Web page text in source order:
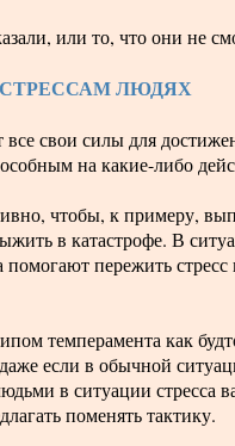
или то, что они не
ЛЮДЯХ
свои силы для
на какие-либо
чтобы, к примеру,
в катастрофе. В
пережить стресс
темперамента как
если в обычной
в ситуации стресса
поменять тактику.